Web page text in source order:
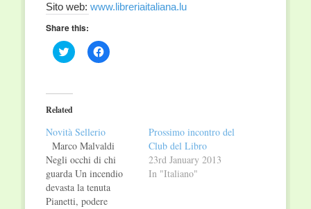
Sito web: www.libreriaitaliana.lu
Share this:
Click
to
(Opens
in
new
Click
to
Related
Novità Sellerio
Marco Malvaldi
Negli occhi di chi
guarda Un incendio
devasta la tenuta
Pianetti, podere
Prossimo incontro del
Club del Libro
23rd January 2013
In "Italiano"